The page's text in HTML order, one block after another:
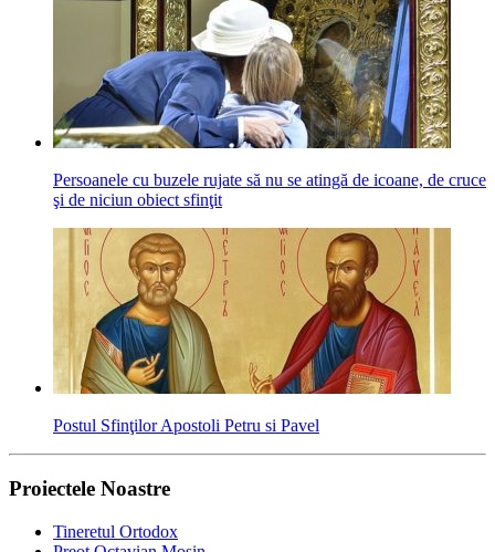
Persoanele cu buzele rujate să nu se atingă de icoane, de cruce
şi de niciun obiect sfinţit
Postul Sfinţilor Apostoli Petru si Pavel
Proiectele Noastre
Tineretul Ortodox